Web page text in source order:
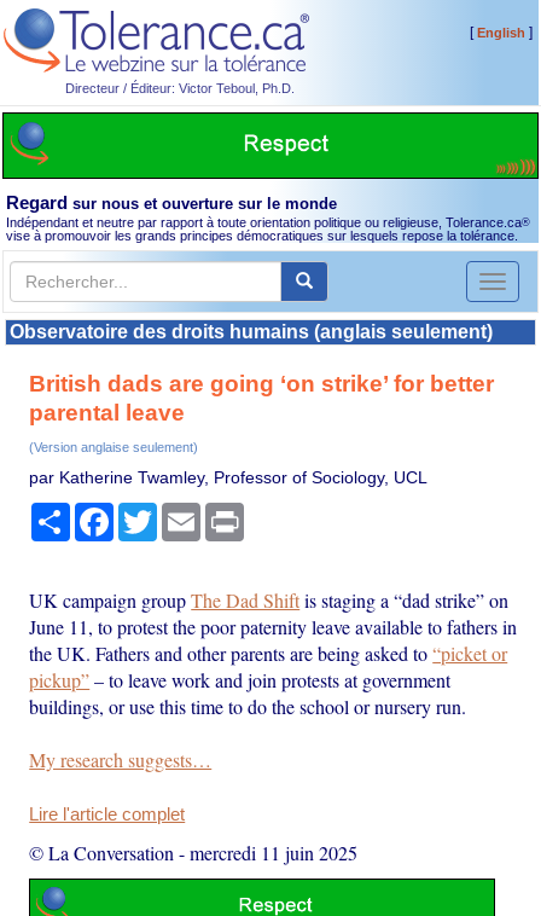
Directeur / Éditeur: Victor Teboul, Ph.D.
[English ]
Regard sur nous et ouverture sur le monde
Indépendant et neutre par rapport à toute orientation politique ou religieuse, Tolerance.ca®
vise à promouvoir les grands principes démocratiques sur lesquels repose la tolérance.
Toggle
Observatoire des droits humains (anglais seulement)
British dads are going ‘on strike’ for better
parental leave
(Version anglaise seulement)
par Katherine Twamley, Professor of Sociology, UCL
PartagerFacebook
TwitterEmail
UK campaign groupThe Dad Shiftis staging a “dad strike” on
June 11, to protest the poor paternity leave available to fathers in
the UK. Fathers and other parents are being asked to“picket or
pickup”– to leave work and join protests at government
buildings, or use this time to do the school or nursery run.
My research suggests…
Lire l'article complet
© La Conversation -mercredi 11 juin 2025